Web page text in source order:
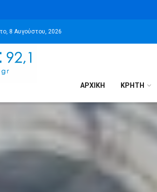
8 Αυγούστου, 2026
ΑΡΧΙΚΉ ΚΡΗΤΗ